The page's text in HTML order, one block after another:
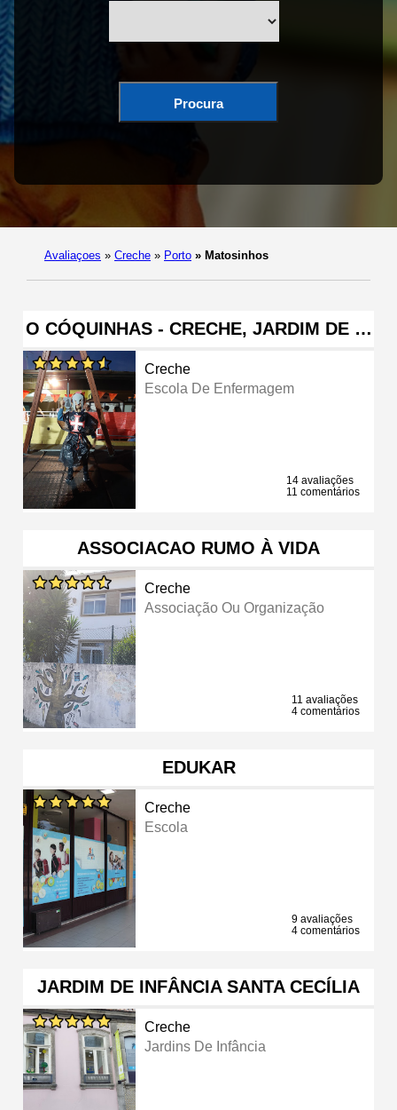
Procura
Avaliaçoes » Creche » Porto » Matosinhos
O CÓQUINHAS - CRECHE, JARDIM DE …
Creche
Escola De Enfermagem
14 avaliações
11 comentários
ASSOCIACAO RUMO À VIDA
Creche
Associação Ou Organização
11 avaliações
4 comentários
EDUKAR
Creche
Escola
9 avaliações
4 comentários
JARDIM DE INFÂNCIA SANTA CECÍLIA
Creche
Jardins De Infância